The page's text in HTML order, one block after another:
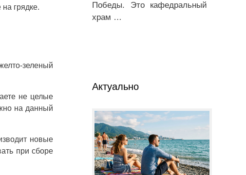
грядке.
зеленый
не целые
на данный
новые
при сборе
Победы. Это кафедральный
храм …
Актуально